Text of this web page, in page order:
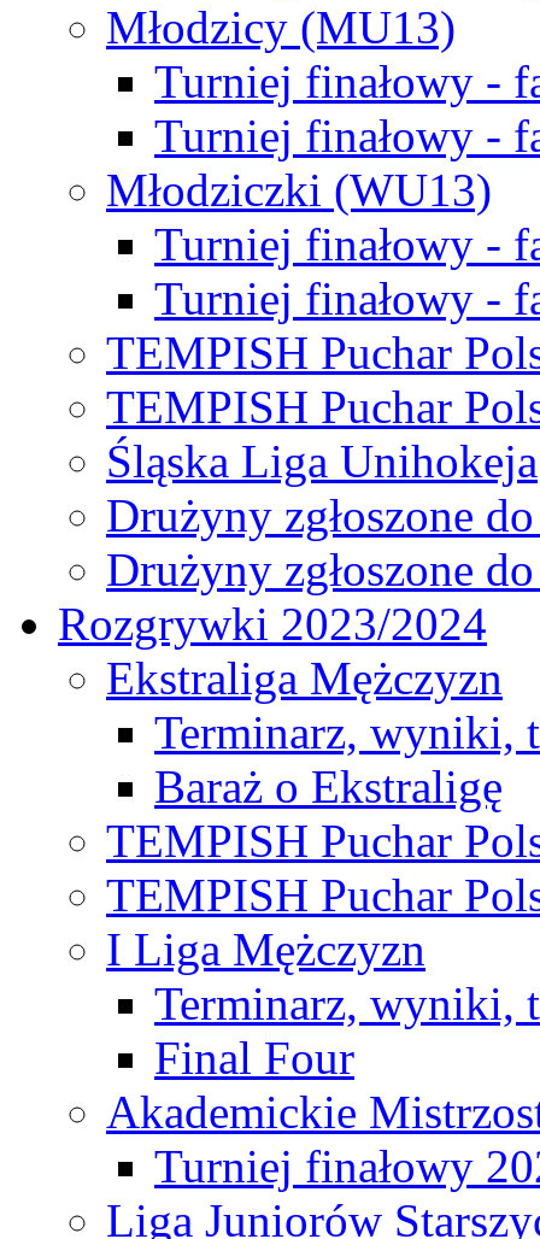
Młodzicy (MU13)
Turniej finałowy -
Turniej finałowy -
Młodziczki (WU13)
Turniej finałowy -
Turniej finałowy -
TEMPISH Puchar
TEMPISH Puchar
Śląska Liga Unihokeja
Drużyny zgłoszone
Drużyny zgłoszone
Rozgrywki 2023/2024
Ekstraliga Mężczyzn
Terminarz, wyniki,
Baraż o Ekstraligę
TEMPISH Puchar
TEMPISH Puchar
I Liga Mężczyzn
Terminarz, wyniki,
Final Four
Akademickie
Turniej finałowy
Liga Juniorów